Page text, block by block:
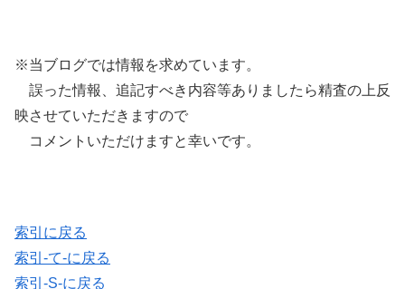
※当ブログでは情報を求めています。
誤った情報、追記すべき内容等ありましたら精査の上反
映させていただきますので
コメントいただけますと幸いです。
索引に戻る
索引-て-に戻る
索引-S-に戻る